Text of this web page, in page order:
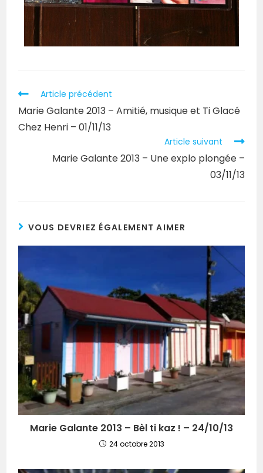
Article précédent
Marie Galante 2013 – Amitié, musique et Ti Glacé
Chez Henri – 01/11/13
Article suivant
Marie Galante 2013 – Une explo plongée –
03/11/13
VOUS DEVRIEZ ÉGALEMENT AIMER
Marie Galante 2013 – Bèl ti kaz ! – 24/10/13
24 octobre 2013